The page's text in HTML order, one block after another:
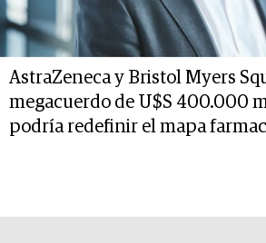
AstraZeneca y Bristol Myers
megacuerdo de U$S 400.000
podría redefinir el mapa